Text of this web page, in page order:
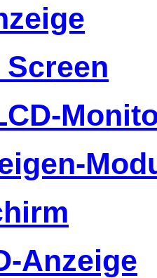
Screen
Anzeige